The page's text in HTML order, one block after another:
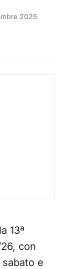
2025
13ª
con
e